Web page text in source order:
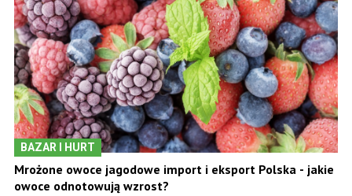
BAZAR I HURT
Mrożone owoce jagodowe import i eksport Polska - jakie
owoce odnotowują wzrost?